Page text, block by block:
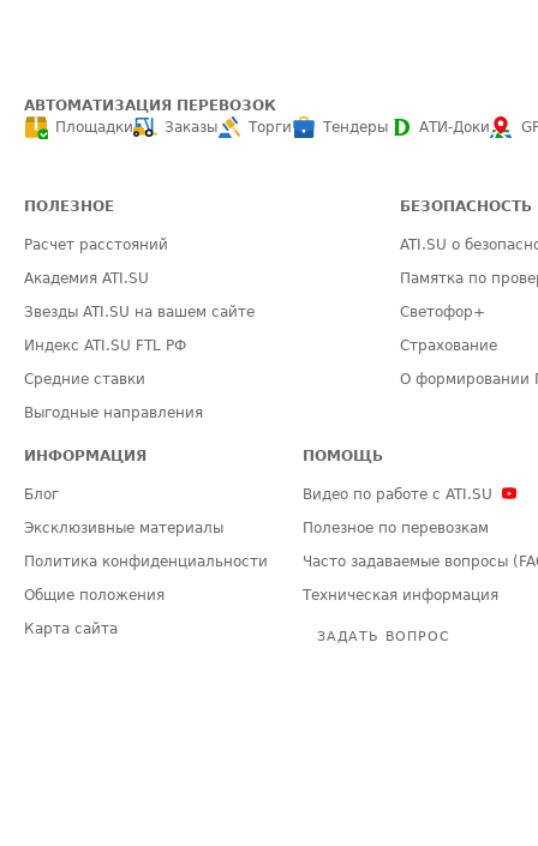
АВТОМАТИЗАЦИЯ ПЕРЕВОЗОК
Площадки
Заказы Торги Тендеры АТИ-Доки
ПОЛЕЗНОЕ
Расчет расстояний
Академия ATI.SU
Звезды ATI.SU на вашем сайте
Индекс ATI.SU FTL РФ
Средние ставки
Выгодные направления
БЕЗОПАСНОСТЬ
ATI.SU о
Памятка по
Светофор+
Страхование
О формировании
ИНФОРМАЦИЯ
Блог
Эксклюзивные материалы
Политика конфиденциальности
Общие положения
Карта сайта
ПОМОЩЬ
Видео по работе с ATI.SU
Полезное по перевозкам
Часто задаваемые вопросы
Техническая информация
ЗАДАТЬ ВОПРОС